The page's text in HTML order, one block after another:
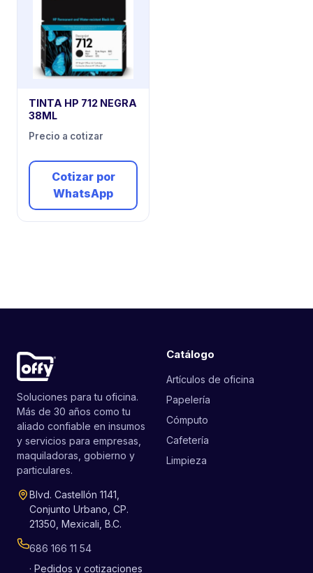
TINTA HP 712 NEGRA
38ML
Precio a cotizar
Cotizar por
WhatsApp
Soluciones para tu oficina.
Más de 30 años como tu
aliado confiable en insumos
y servicios para empresas,
maquiladoras, gobierno y
particulares.
Blvd. Castellón 1141,
Conjunto Urbano, CP.
21350, Mexicali, B.C.
686 166 11 54
· Pedidos y cotizaciones
Catálogo
Artículos de oficina
Papelería
Cómputo
Cafetería
Limpieza